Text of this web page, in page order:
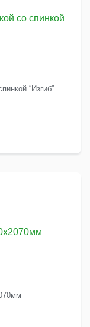
“Изгиб”